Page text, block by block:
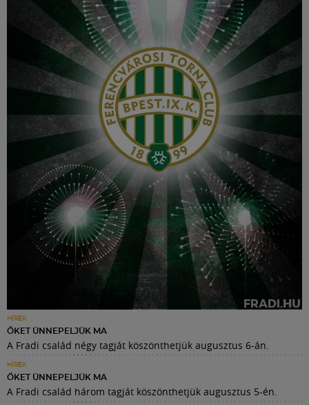
HÍREK
ŐKET ÜNNEPELJÜK MA
A Fradi család négy tagját köszönthetjük augusztus 6-án.
HÍREK
ŐKET ÜNNEPELJÜK MA
A Fradi család három tagját köszönthetjük augusztus 5-én.